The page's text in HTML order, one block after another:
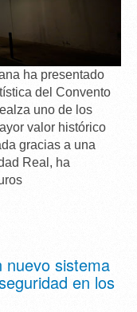
ha presentado
del Convento
uno de los
valor histórico
gracias a una
Real, ha
nuevo sistema
en los